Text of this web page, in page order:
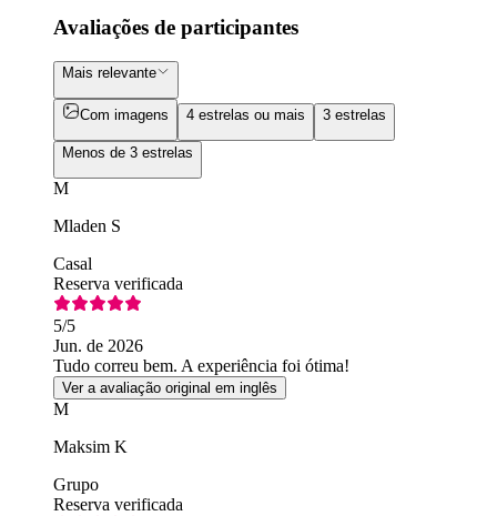
Avaliações de participantes
Mais relevante
Com imagens 4 estrelas ou mais 3 estrelas
Menos de 3 estrelas
M
Mladen S
Casal
Reserva verificada
5/5
Jun. de 2026
Tudo correu bem. A experiência foi ótima!
Ver a avaliação original em inglês
M
Maksim K
Grupo
Reserva verificada